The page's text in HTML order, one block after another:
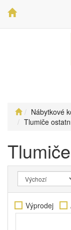
Nábytkové
Tlumiče
Výprodej